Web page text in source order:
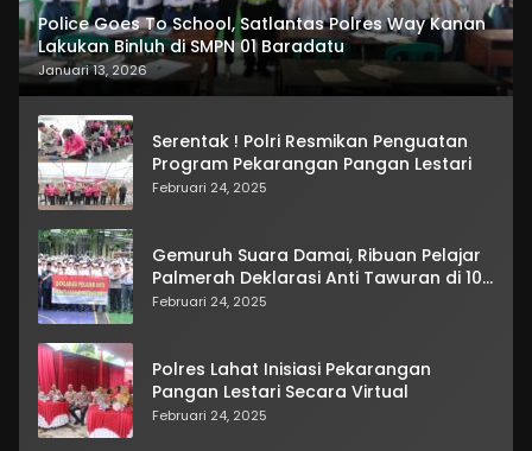
Police Goes To School, Satlantas Polres Way Kanan
Lakukan Binluh di SMPN 01 Baradatu
Januari 13, 2026
Serentak ! Polri Resmikan Penguatan
Program Pekarangan Pangan Lestari
Februari 24, 2025
Gemuruh Suara Damai, Ribuan Pelajar
Palmerah Deklarasi Anti Tawuran di 10
Sekolah
Februari 24, 2025
Polres Lahat Inisiasi Pekarangan
Pangan Lestari Secara Virtual
Februari 24, 2025